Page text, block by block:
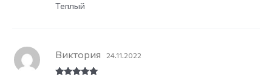
of 5
Теплый
Виктория 24.11.2022